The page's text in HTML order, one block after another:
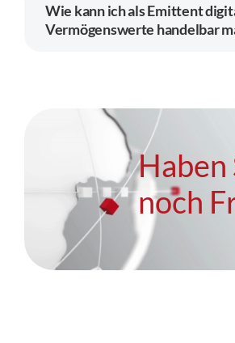
Wie kann ich als Emittent
Vermögenswerte handelbar
Haben
noch